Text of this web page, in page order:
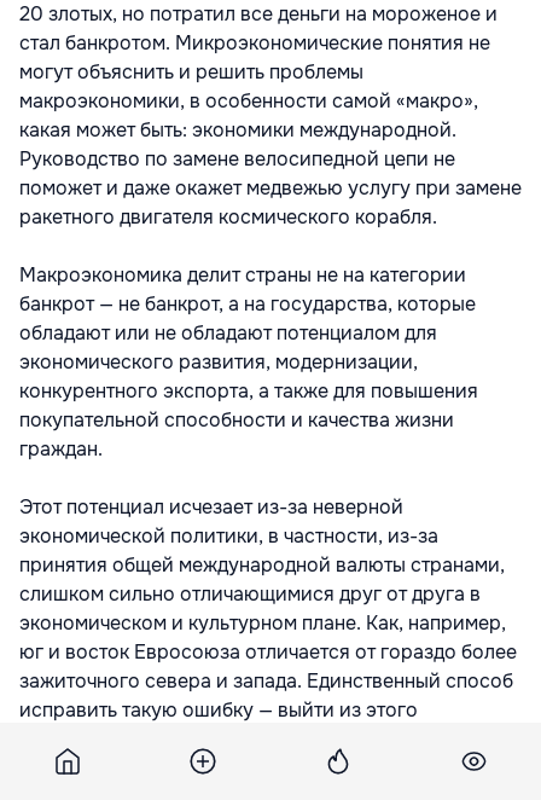
20 злотых, но потратил все деньги на мороженое и
стал банкротом. Микроэкономические понятия не
могут объяснить и решить проблемы
макроэкономики, в особенности самой «макро»,
какая может быть: экономики международной.
Руководство по замене велосипедной цепи не
поможет и даже окажет медвежью услугу при замене
ракетного двигателя космического корабля.
Макроэкономика делит страны не на категории
банкрот — не банкрот, а на государства, которые
обладают или не обладают потенциалом для
экономического развития, модернизации,
конкурентного экспорта, а также для повышения
покупательной способности и качества жизни
граждан.
Этот потенциал исчезает из-за неверной
экономической политики, в частности, из-за
принятия общей международной валюты странами,
слишком сильно отличающимися друг от друга в
экономическом и культурном плане. Как, например,
юг и восток Евросоюза отличается от гораздо более
зажиточного севера и запада. Единственный способ
исправить такую ошибку — выйти из этого
частности, лауреат Нобелевской премии по